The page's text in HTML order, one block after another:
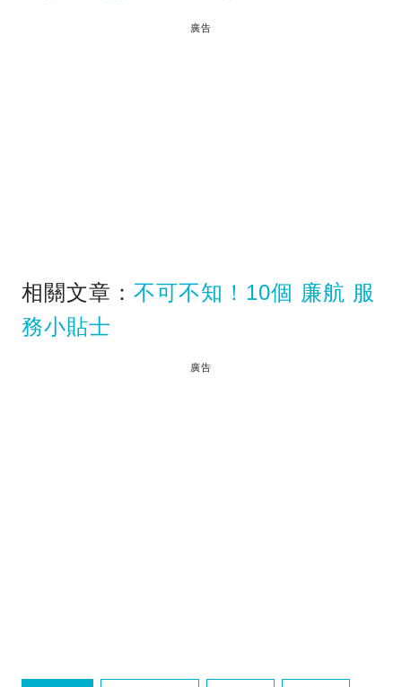
廣告
相關文章： 不可不知！10個 廉航 服
務小貼士
廣告